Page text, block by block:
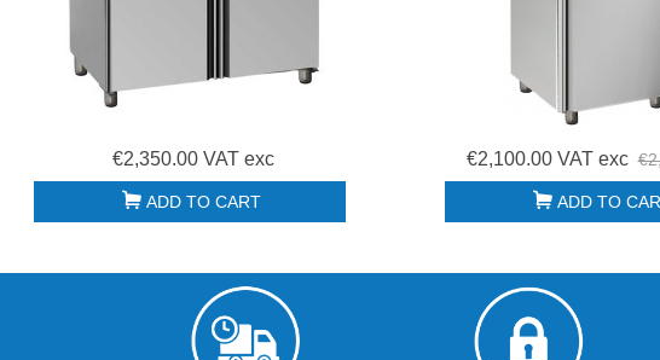
€2,350.00 VAT exc
ADD TO CART
€2,100.00 VAT exc
ADD TO